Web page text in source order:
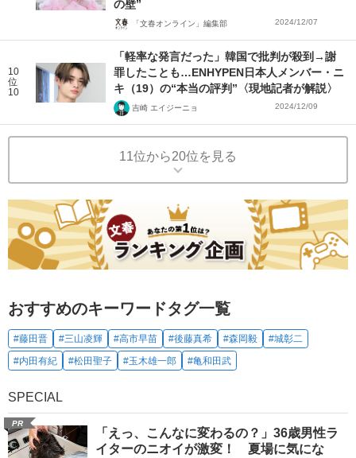
の壁”
「文春オンライン」編集部 2024/12/07
10
位
10
「軽率な発言だった」韓国で批判が殺到→謝
罪したことも…ENHYPEN日本人メンバー・ニ
キ（19）の“本当の評判”〈現地記者が解説〉
吉崎 エイジーニョ 2024/12/09
11位から20位を見る
おすすめのキーワードタグ一覧
#藤田晋 #三山凌輝 #高市早苗 #後藤真希 #森岡毅
#城彰二
#内田有紀
#松田聖子 #玉木雄一郎 #亀和田武
SPECIAL
PR
「えっ、こんなに変わるの？」36歳男性ラ
イターのニオイが激変！ 夏場に気にな